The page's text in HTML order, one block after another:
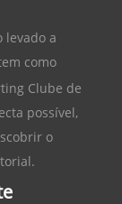
levado a
como
Clube de
possível,
o